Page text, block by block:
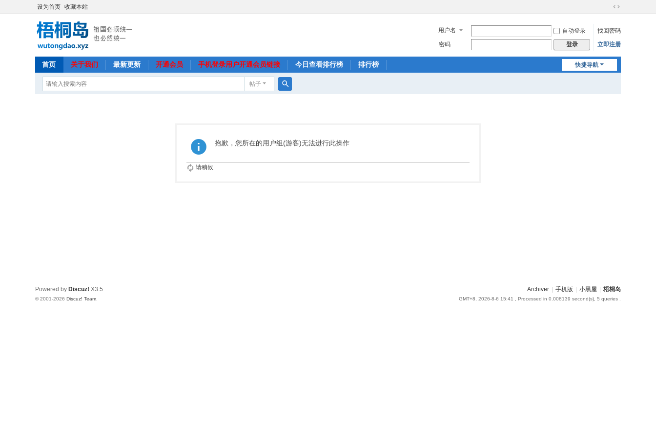
设为首页 收藏本站
切
到
宽
用户名 自动登录
找回密码
密码
登录 立即注册
快捷导航
首页 关于我们 最新更新 开通会员 手机登录用户开通会员链接 今日查看排行榜 排行榜
帖子
抱歉，您所在的用户组(游客)无法进行此操作
请稍候...
Archiver 手机版 小黑屋 梧桐岛
GMT+8, 2026-8-6 15:41 , Processed in 0.008139 second(s), 5 queries .
Powered by Discuz! X3.5
© 2001-2026 Discuz! Team